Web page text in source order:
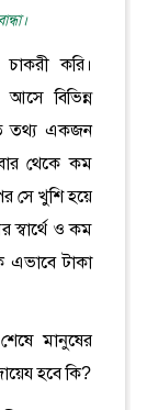
করি।
আসে বিভিন্ন
তথ্য একজন
থেকে কম
সে খুশি হয়ে
ও কম
এভাবে টাকা
মানুষের
হবে কি?